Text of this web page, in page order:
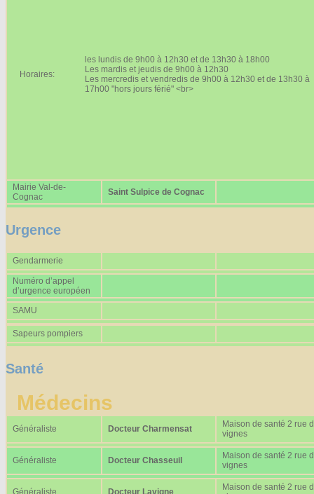
Horaires:
les lundis de 9h00 à 12h30 et de 13h30 à 18h00
Les mardis et jeudis de 9h00 à 12h30
Les mercredis et vendredis de 9h00 à 12h30 et de 13h30 à
17h00 "hors jours férié" <br>
Mairie Val-de-
Cognac
Saint Sulpice de Cognac
Urgence
Gendarmerie
Numéro d’appel
d’urgence européen
SAMU
Sapeurs pompiers
Santé
Médecins
Généraliste Docteur Charmensat
Maison de santé 2 rue
vignes
Généraliste Docteur Chasseuil
Maison de santé 2 rue
vignes
Généraliste Docteur Lavigne
Maison de santé 2 rue